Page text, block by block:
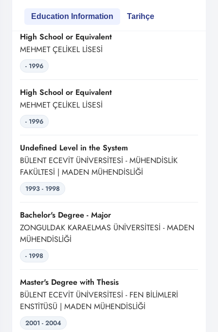
Education Information Tarihçe
High School or Equivalent
MEHMET ÇELİKEL LİSESİ
- 1996
High School or Equivalent
MEHMET ÇELİKEL LİSESİ
- 1996
Undefined Level in the System
BÜLENT ECEVİT ÜNİVERSİTESİ - MÜHENDİSLİK
FAKÜLTESİ | MADEN MÜHENDİSLİĞİ
1993 - 1998
Bachelor's Degree - Major
ZONGULDAK KARAELMAS ÜNİVERSİTESİ - MADEN
MÜHENDİSLİĞİ
- 1998
Master's Degree with Thesis
BÜLENT ECEVİT ÜNİVERSİTESİ - FEN BİLİMLERİ
ENSTİTÜSÜ | MADEN MÜHENDİSLİĞİ
2001 - 2004